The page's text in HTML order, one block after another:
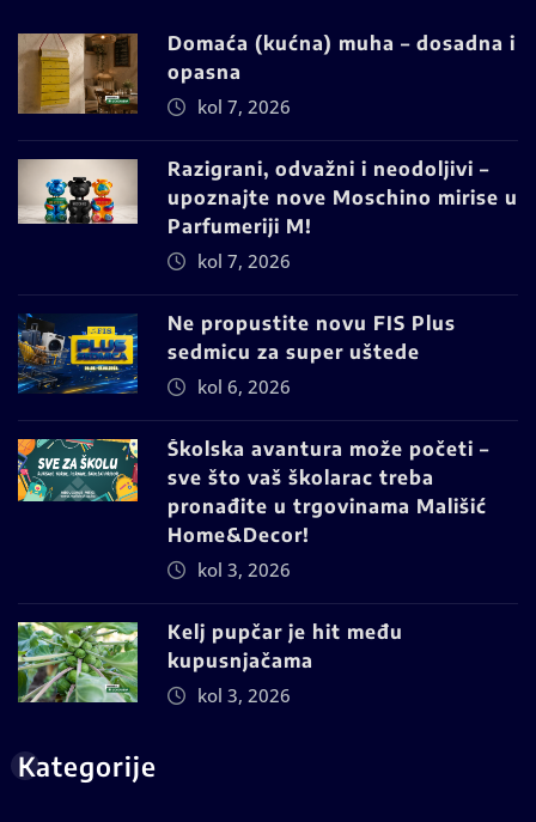
Domaća (kućna) muha – dosadna i
opasna
kol 7, 2026
Razigrani, odvažni i neodoljivi –
upoznajte nove Moschino mirise u
Parfumeriji M!
kol 7, 2026
Ne propustite novu FIS Plus
sedmicu za super uštede
kol 6, 2026
Školska avantura može početi –
sve što vaš školarac treba
pronađite u trgovinama Mališić
Home&Decor!
kol 3, 2026
Kelj pupčar je hit među
kupusnjačama
kol 3, 2026
Kategorije